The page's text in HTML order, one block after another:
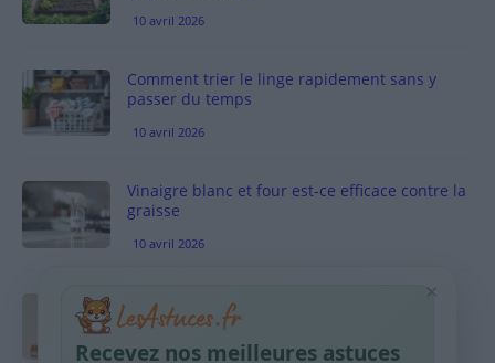
10 avril 2026
Comment trier le linge rapidement sans y
passer du temps
10 avril 2026
Vinaigre blanc et four est-ce efficace contre la
graisse
10 avril 2026
Taches pigmentaires : routine simple +
habitudes qui aident
9 avril 2026
×
Recevez nos meilleures astuces